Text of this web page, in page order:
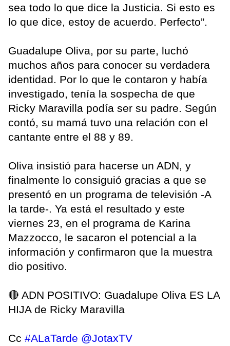
sea todo lo que dice la Justicia. Si esto es
lo que dice, estoy de acuerdo. Perfecto”.
Guadalupe Oliva, por su parte, luchó
muchos años para conocer su verdadera
identidad. Por lo que le contaron y había
investigado, tenía la sospecha de que
Ricky Maravilla podía ser su padre. Según
contó, su mamá tuvo una relación con el
cantante entre el 88 y 89.
Oliva insistió para hacerse un ADN, y
finalmente lo consiguió gracias a que se
presentó en un programa de televisión -A
la tarde-. Ya está el resultado y este
viernes 23, en el programa de Karina
Mazzocco, le sacaron el potencial a la
información y confirmaron que la muestra
dio positivo.
🔴 ADN POSITIVO: Guadalupe Oliva ES LA
HIJA de Ricky Maravilla
Cc #ALaTarde @JotaxTV